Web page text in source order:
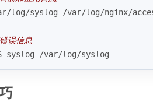
log/syslog /var/log/nginx/
误信息
syslog /var/log/syslog